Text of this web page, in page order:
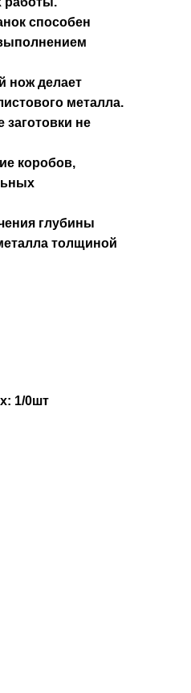
способен
нож делает
металла.
не
коробов,
глубины
толщиной
1/0шт